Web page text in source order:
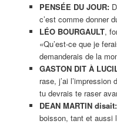
PENSÉE DU JOUR:
c’est comme donner
LÉO BOURGAULT,
«Qu’est-ce que je
demanderais de la
GASTON DIT À
rase, j’ai
tu devrais te raser
DEAN MARTIN disait:
boisson, tant et aussi